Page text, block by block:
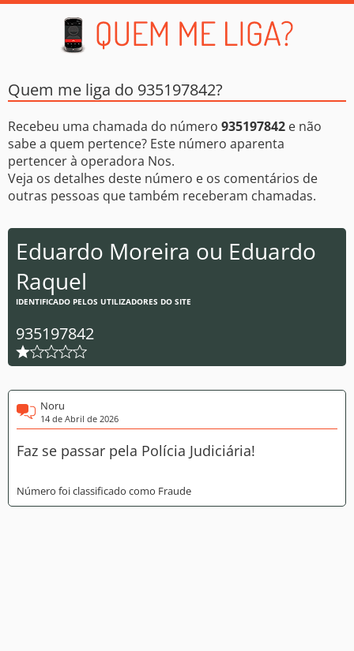
Quem me liga do 935197842?
Recebeu uma chamada do número 935197842 e não
sabe a quem pertence? Este número aparenta
pertencer à operadora Nos.
Veja os detalhes deste número e os comentários de
outras pessoas que também receberam chamadas.
Eduardo Moreira ou Eduardo
Raquel
IDENTIFICADO PELOS UTILIZADORES DO SITE
935197842
Noru
14 de Abril de 2026
Faz se passar pela Polícia Judiciária!
Número foi classificado como Fraude